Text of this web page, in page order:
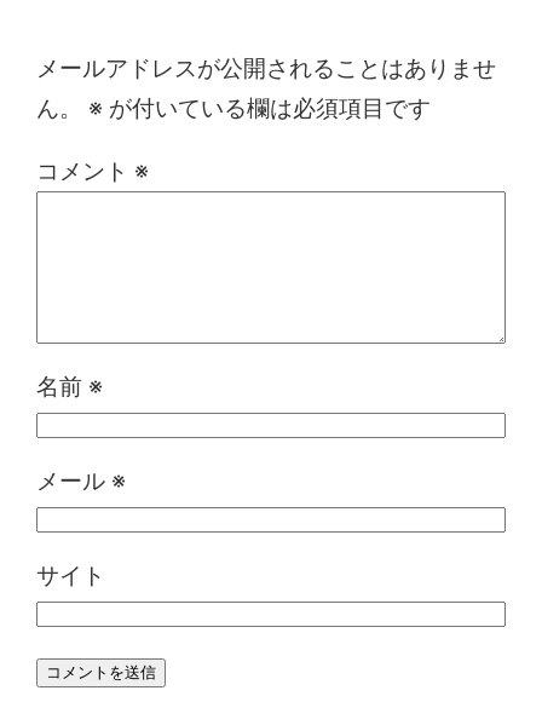
メールアドレスが公開されることはありませ
ん。
※ が付いている欄は必須項目です
コメント ※
名前 ※
メール ※
サイト